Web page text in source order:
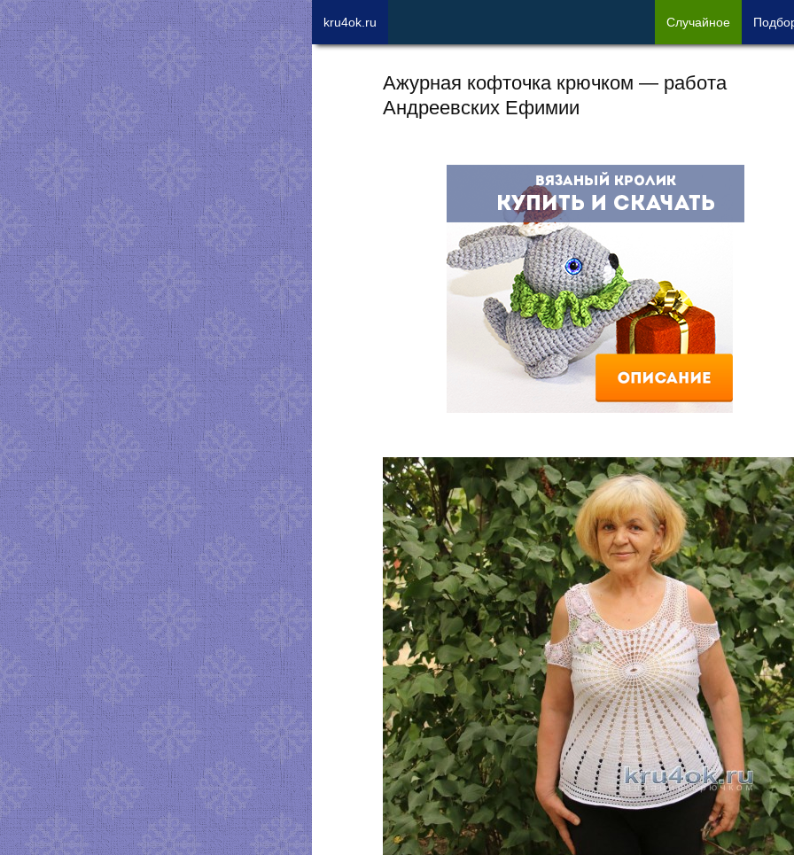
Ажурная кофточка крючком — работа
Андреевских Ефимии
kru4ok.ru Случайное Под